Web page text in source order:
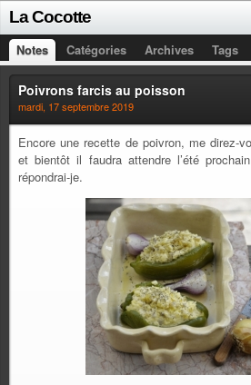
La Cocotte
Notes Catégories Archives Tags
Poivrons farcis au poisson
mardi, 17 septembre 2019
Encore une recette de poivron, me direz-
et bientôt il faudra attendre l’été
répondrai-je.